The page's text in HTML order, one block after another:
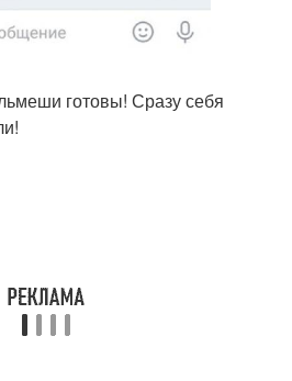
готовы! Сразу себя